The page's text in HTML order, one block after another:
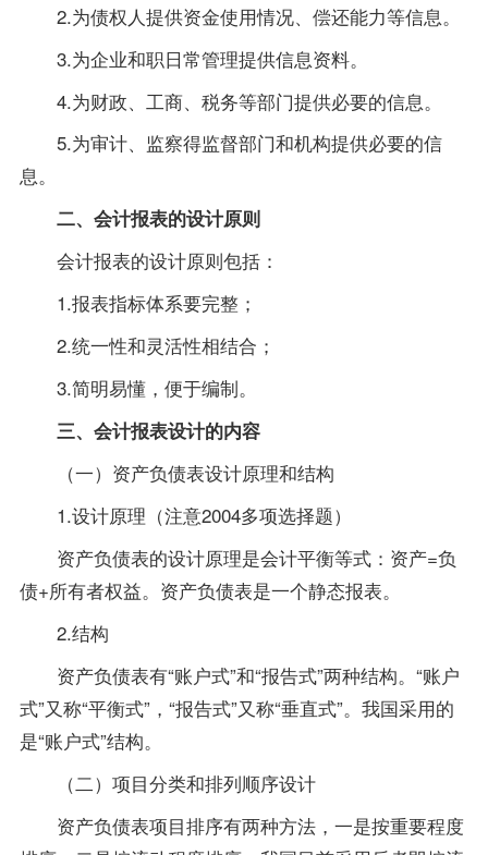
2.为债权人提供资金使用情况、偿还能力等信息。
3.为企业和职日常管理提供信息资料。
4.为财政、工商、税务等部门提供必要的信息。
5.为审计、监察得监督部门和机构提供必要的信
息。
二、会计报表的设计原则
会计报表的设计原则包括：
1.报表指标体系要完整；
2.统一性和灵活性相结合；
3.简明易懂，便于编制。
三、会计报表设计的内容
（一）资产负债表设计原理和结构
1.设计原理（注意2004多项选择题）
资产负债表的设计原理是会计平衡等式：资产=负
债+所有者权益。资产负债表是一个静态报表。
2.结构
资产负债表有“账户式”和“报告式”两种结构。“账户
式”又称“平衡式”，“报告式”又称“垂直式”。我国采用的
是“账户式”结构。
（二）项目分类和排列顺序设计
资产负债表项目排序有两种方法，一是按重要程度